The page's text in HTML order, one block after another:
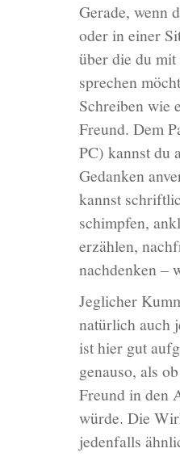
Gerade, wenn
oder in einer
über die du
sprechen
Schreiben wie
Freund. Dem
PC) kannst du
Gedanken
kannst
schimpfen,
erzählen,
nachdenken –
Jeglicher
natürlich auch
ist hier gut
genauso, als
Freund in den
würde. Die
jedenfalls